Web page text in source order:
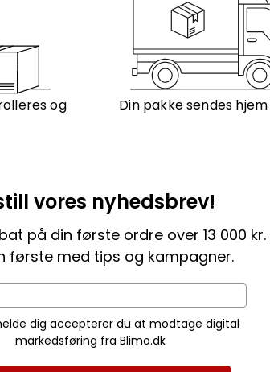
og
Din pakke sendes
vores nyhedsbrev!
på din første ordre over 13 000 kr.
første med tips og kampagner.
dig accepterer du at modtage digital
markedsføring fra Blimo.dk